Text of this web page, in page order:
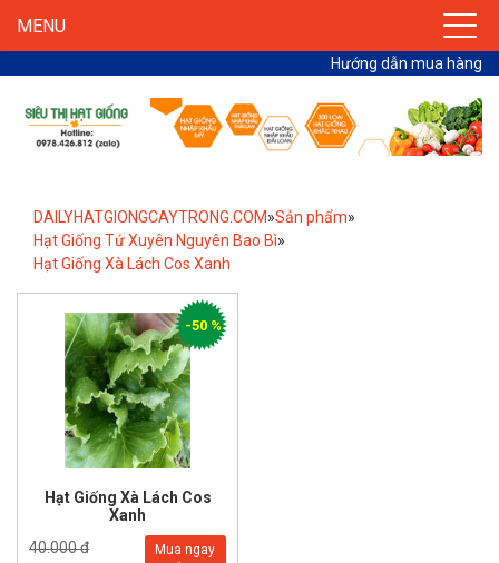
MENU
Hướng dẫn mua hàng
DAILYHATGIONGCAYTRONG.COM»Sản phẩm»
Hạt Giống Tứ Xuyên Nguyên Bao Bì»
Hạt Giống Xà Lách Cos Xanh
Hạt Giống Xà Lách Cos
Xanh
40.000 đ
Mua ngay
-50 %